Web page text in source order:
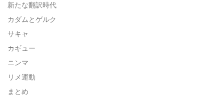
新たな翻訳時代
カダムとゲルク
サキャ
カギュー
ニンマ
リメ運動
まとめ